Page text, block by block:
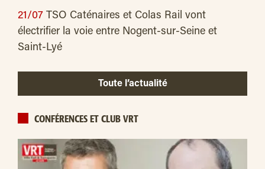
21/07 TSO Caténaires et Colas Rail vont
électrifier la voie entre Nogent-sur-Seine et
Saint-Lyé
Toute l’actualité
CONFÉRENCES ET CLUB VRT